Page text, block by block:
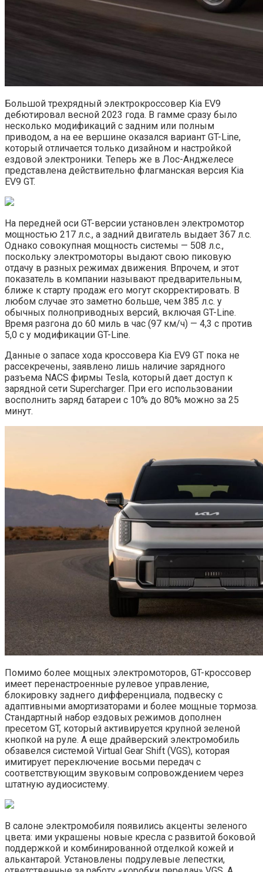
Большой трехрядный электрокроссовер Kia EV9
дебютировал весной 2023 года. В гамме сразу было
несколько модификаций с задним или полным
приводом, а на ее вершине оказался вариант GT-Line,
который отличается только дизайном и настройкой
ездовой электроники. Теперь же в Лос-Анджелесе
представлена действительно флагманская версия Kia
EV9 GT.
На передней оси GT-версии установлен электромотор
мощностью 217 л.с., а задний двигатель выдает 367 л.с.
Однако совокупная мощность системы — 508 л.с.,
поскольку электромоторы выдают свою пиковую
отдачу в разных режимах движения. Впрочем, и этот
показатель в компании называют предварительным,
ближе к старту продаж его могут скорректировать. В
любом случае это заметно больше, чем 385 л.с. у
обычных полноприводных версий, включая GT-Line.
Время разгона до 60 миль в час (97 км/ч) — 4,3 с против
5,0 с у модификации GT-Line.
Данные о запасе хода кроссовера Kia EV9 GT пока не
рассекречены, заявлено лишь наличие зарядного
разъема NACS фирмы Tesla, который дает доступ к
зарядной сети Supercharger. При его использовании
восполнить заряд батареи с 10% до 80% можно за 25
минут.
Помимо более мощных электромоторов, GT-кроссовер
имеет перенастроенные рулевое управление,
блокировку заднего дифференциала, подвеску с
адаптивными амортизаторами и более мощные тормоза.
Стандартный набор ездовых режимов дополнен
пресетом GT, который активируется крупной зеленой
кнопкой на руле. А еще драйверский электромобиль
обзавелся системой Virtual Gear Shift (VGS), которая
имитирует переключение восьми передач с
соответствующим звуковым сопровождением через
штатную аудиосистему.
В салоне электромобиля появились акценты зеленого
цвета: ими украшены новые кресла с развитой боковой
поддержкой и комбинированной отделкой кожей и
алькантарой. Установлены подрулевые лепестки,